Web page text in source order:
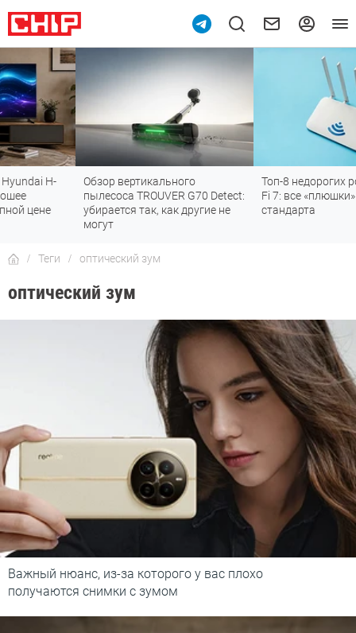
Обзор вертикального
пылесоса TROUVER G70 Detect:
убирается так, как другие не
Топ-8 недорогих роутеров с Wi-
Fi 7: все «плюшки» последнего
стандарта
Теги оптический зум
оптический зум
Важный нюанс, из-за которого у вас плохо
получаются снимки с зумом